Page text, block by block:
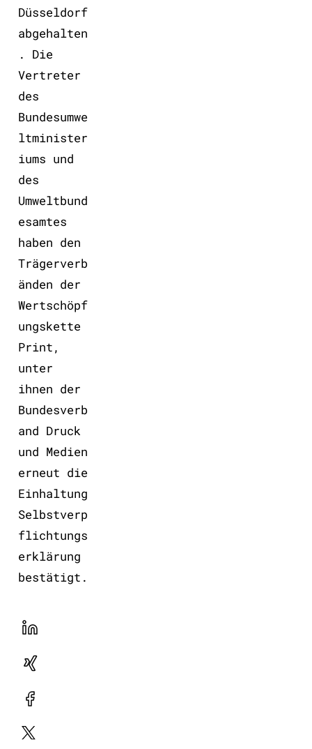
Düsseldorf
abgehalten
. Die
Vertreter
des
Bundesumwe
ltminister
iums und
des
Umweltbund
esamtes
haben den
Trägerverb
änden der
Wertschöpf
ungskette
Print,
unter
ihnen der
Bundesverb
and Druck
und Medien
erneut die
Einhaltung
Selbstverp
flichtungs
erklärung
bestätigt.
LinekdIn
Xing
Facebook
Plattform